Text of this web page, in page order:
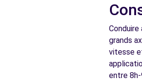
grands
vitesse
entre